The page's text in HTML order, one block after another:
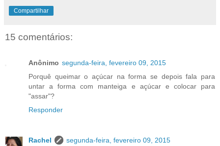
Compartilhar
15 comentários:
Anônimo segunda-feira, fevereiro 09, 2015
Porquê queimar o açúcar na forma se depois fala para
untar a forma com manteiga e açúcar e colocar para
"assar"?
Responder
Rachel
segunda-feira, fevereiro 09, 2015